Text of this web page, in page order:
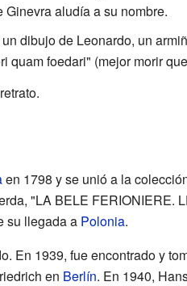
Ginevra aludía a su nombre.
dibujo de Leonardo, un
quam foedari" (mejor morir
en 1798 y se unió a la
"LA BELE FERIONIERE.
su llegada a Polonia.
En 1939, fue encontrado y
en Berlín. En 1940,